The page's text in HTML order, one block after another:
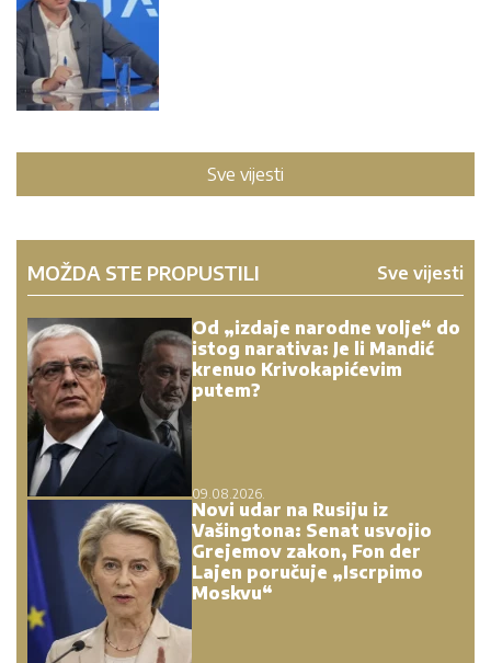
Sve vijesti
MOŽDA STE PROPUSTILI Sve vijesti
Od „izdaje narodne volje“ do
istog narativa: Je li Mandić
krenuo Krivokapićevim
putem?
09.08.2026.
Novi udar na Rusiju iz
Vašingtona: Senat usvojio
Grejemov zakon, Fon der
Lajen poručuje „Iscrpimo
Moskvu“